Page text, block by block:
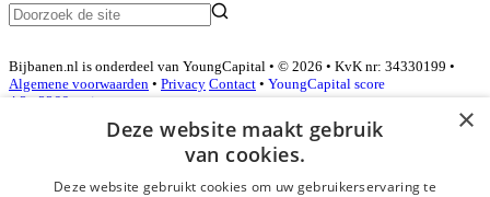
Bijbanen.nl is onderdeel van YoungCapital • © 2026 • KvK nr: 34330199 •
Algemene voorwaarden • Privacy Contact • YoungCapital score
4.3 - 3366 reviews
Inloggen als bedrijf
×
Deze website maakt gebruik
van cookies.
Deze website gebruikt cookies om uw gebruikerservaring te